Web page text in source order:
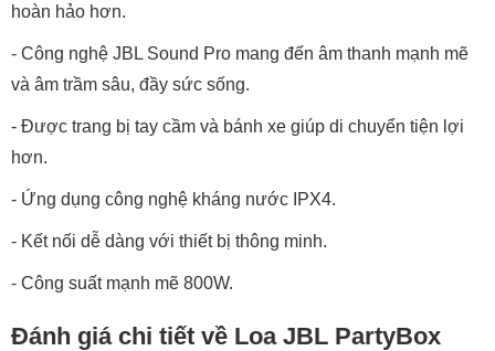
hoàn hảo hơn.
- Công nghệ JBL Sound Pro mang đến âm thanh mạnh mẽ
và âm trầm sâu, đầy sức sống.
- Được trang bị tay cầm và bánh xe giúp di chuyển tiện lợi
hơn.
- Ứng dụng công nghệ kháng nước IPX4.
- Kết nối dễ dàng với thiết bị thông minh.
- Công suất mạnh mẽ 800W.
Đánh giá chi tiết về Loa JBL PartyBox